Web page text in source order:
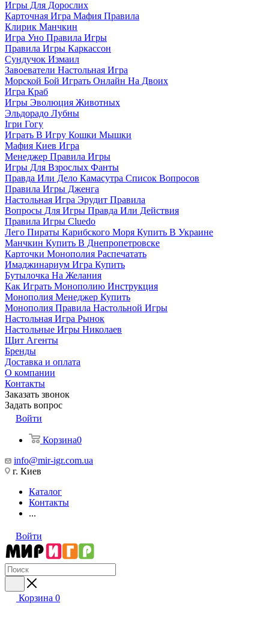
Игры Для Дорослих
Карточная Игра Мафия Правила
Клирик Манчкин
Игра Уно Правила Игры
Правила Игры Каркассон
Сундучок Измаил
Завоеватели Настольная Игра
Морской Бой Играть Онлайн На Двоих
Игра Краб
Игры Эволюция Животных
Эльдорадо Лубны
Ігри Гогу
Играть В Игру Кошки Мышки
Мафия Киев Игра
Менеджер Правила Игры
Игры Для Взрослых Фанты
Правда Или Дело Камасутра Список Вопросов
Правила Игры Дженга
Настольная Игра Эрудит Правила
Вопросы Для Игры Правда Или Действия
Правила Игры Cluedo
Лего Пираты Карибского Моря Купить В Украине
Манчкин Купить В Днепропетровске
Карточки Монополия Распечатать
Имаджинариум Игра Купить
Бутылочка На Желания
Как Играть Монополию Инструкция
Монополия Менеджер Купить
Монополия Правила Настольной Игры
Настольная Игра Рынок
Настольные Игры Николаев
Щит Агенты
Бренды
Доставка и оплата
О компании
Контакты
Заказать звонок
Задать вопрос
Войти
Корзина0
info@mir-igr.com.ua
г. Киев
Каталог
Контакты
...
Войти
Корзина 0